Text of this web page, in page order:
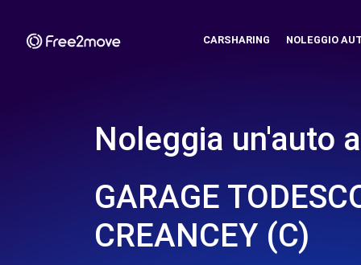
CARSHARING NOLEGGIO
Noleggia un'auto a
GARAGE
CREANCEY (C)